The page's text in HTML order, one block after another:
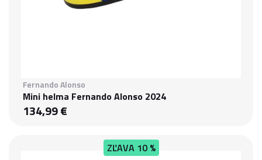
Fernando Alonso
Mini helma Fernando Alonso 2024
134,99 €
ZĽAVA10 %